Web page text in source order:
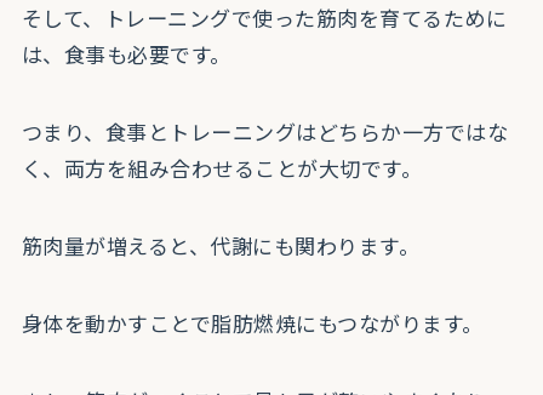
そして、トレーニングで使った筋肉を育てるために
は、食事も必要です。
つまり、食事とトレーニングはどちらか一方ではな
く、両方を組み合わせることが大切です。
筋肉量が増えると、代謝にも関わります。
身体を動かすことで脂肪燃焼にもつながります。